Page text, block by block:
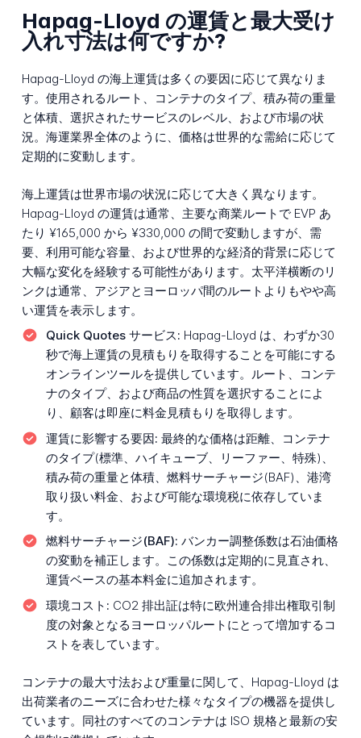
Hapag-Lloyd の運賃と最大受け
入れ寸法は何ですか?
Hapag-Lloyd の海上運賃は多くの要因に応じて異なりま
す。使用されるルート、コンテナのタイプ、積み荷の重量
と体積、選択されたサービスのレベル、および市場の状
況。海運業界全体のように、価格は世界的な需給に応じて
定期的に変動します。
海上運賃は世界市場の状況に応じて大きく異なります。
Hapag-Lloyd の運賃は通常、主要な商業ルートで EVP あ
たり ¥165,000 から ¥330,000 の間で変動しますが、需
要、利用可能な容量、および世界的な経済的背景に応じて
大幅な変化を経験する可能性があります。太平洋横断のリ
ンクは通常、アジアとヨーロッパ間のルートよりもやや高
い運賃を表示します。
Quick Quotes サービス: Hapag-Lloyd は、わずか30
秒で海上運賃の見積もりを取得することを可能にする
オンラインツールを提供しています。ルート、コンテ
ナのタイプ、および商品の性質を選択することによ
り、顧客は即座に料金見積もりを取得します。
運賃に影響する要因: 最終的な価格は距離、コンテナ
のタイプ(標準、ハイキューブ、リーファー、特殊)、
積み荷の重量と体積、燃料サーチャージ(BAF)、港湾
取り扱い料金、および可能な環境税に依存していま
す。
燃料サーチャージ(BAF): バンカー調整係数は石油価格
の変動を補正します。この係数は定期的に見直され、
運賃ベースの基本料金に追加されます。
環境コスト: CO2 排出証は特に欧州連合排出権取引制
度の対象となるヨーロッパルートにとって増加するコ
ストを表しています。
コンテナの最大寸法および重量に関して、Hapag-Lloyd は
出荷業者のニーズに合わせた様々なタイプの機器を提供し
ています。同社のすべてのコンテナは ISO 規格と最新の安